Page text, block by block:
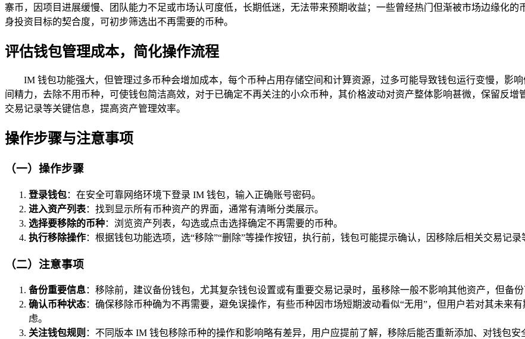
寨币，因项目进展缓慢、团队能力不足或市场认可度低，长期低迷，无法带来预期收益；一些曾经热门但渐被市场边缘化
身投资目标的契合度，可初步筛选出不再需要的币种。
评估钱包管理成本，简化操作流程
IM 钱包功能强大，但管理过多币种会增加成本，每个币种占用存储空间和计算资源，过多可能导致钱包运行变慢，影
间精力，去除不用币种，可使钱包简洁高效，对于已确定不再关注的小众币种，其价格波动对资产整体影响甚微，保留反增
交易记录等关键信息，提高资产管理效率。
操作步骤与注意事项
（一）操作步骤
登录钱包：在安全可靠网络环境下登录 IM 钱包，输入正确账号密码。
进入资产列表：找到显示所有币种资产的界面，通常有清晰分类展示。
选择要移除的币种：浏览资产列表，勾选或点击选择确定不再需要的币种。
执行移除操作：根据钱包功能选项，选“移除”“删除”等操作按钮，执行前，钱包可能提示确认，因移除后相关交易记
（二）注意事项
备份重要信息：移除前，建议备份钱包，尤其复杂钱包设置或有重要交易记录时，虽移除一般不影响其他资产，但备份
确认币种状态：确保移除币种确为不再需要，避免误操作，有些币种因市场短期波动看似“无用”，但用户若对其未来
虑。
关注钱包规则 ：不同版本 IM 钱包移除币种的操作和影响略有差异，用户应提前了解，移除后能否重新添加、对钱包安